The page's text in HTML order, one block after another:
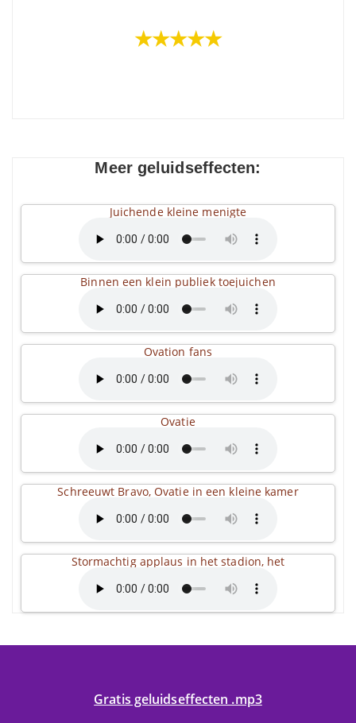
★★★★★
Meer geluidseffecten:
Juichende kleine menigte
Binnen een klein publiek toejuichen
Ovation fans
Ovatie
Schreeuwt Bravo, Ovatie in een kleine kamer
Stormachtig applaus in het stadion, het
Gratis geluidseffecten .mp3